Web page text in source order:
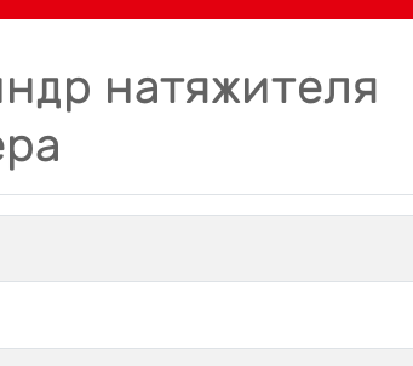
натяжителя